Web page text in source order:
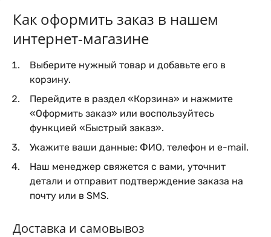
Как оформить заказ в нашем
интернет-магазине
Выберите нужный товар и добавьте его в
корзину.
Перейдите в раздел «Корзина» и нажмите
«Оформить заказ» или воспользуйтесь
функцией «Быстрый заказ».
Укажите ваши данные: ФИО, телефон и e-mail.
Наш менеджер свяжется с вами, уточнит
детали и отправит подтверждение заказа на
почту или в SMS.
Доставка и самовывоз